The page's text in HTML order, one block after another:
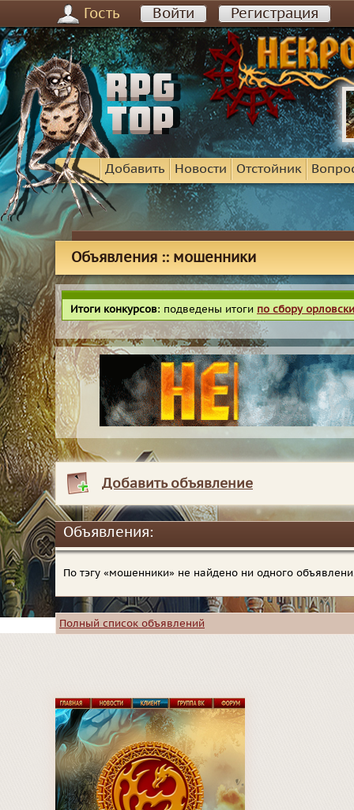
Гость Войти Регистрация
Добавить Новости Отстойник
Объявления :: мошенники
Итоги конкурсов: подведены итоги по сбору
Добавить объявление
Объявления:
По тэгу «мошенники» не найдено ни одного
Полный список объявлений